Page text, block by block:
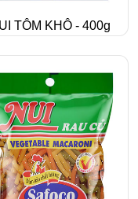
TÔM KHÔ - 400g